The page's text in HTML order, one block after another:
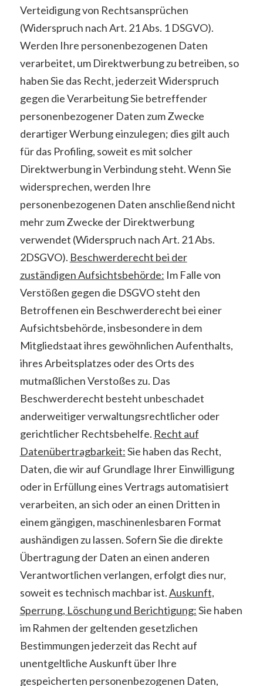
Verteidigung von Rechtsansprüchen
(Widerspruch nach Art. 21 Abs. 1 DSGVO).
Werden Ihre personenbezogenen Daten
verarbeitet, um Direktwerbung zu betreiben, so
haben Sie das Recht, jederzeit Widerspruch
gegen die Verarbeitung Sie betreffender
personenbezogener Daten zum Zwecke
derartiger Werbung einzulegen; dies gilt auch
für das Profiling, soweit es mit solcher
Direktwerbung in Verbindung steht. Wenn Sie
widersprechen, werden Ihre
personenbezogenen Daten anschließend nicht
mehr zum Zwecke der Direktwerbung
verwendet (Widerspruch nach Art. 21 Abs.
2DSGVO). Beschwerderecht bei der
zuständigen Aufsichtsbehörde: Im Falle von
Verstößen gegen die DSGVO steht den
Betroffenen ein Beschwerderecht bei einer
Aufsichtsbehörde, insbesondere in dem
Mitgliedstaat ihres gewöhnlichen Aufenthalts,
ihres Arbeitsplatzes oder des Orts des
mutmaßlichen Verstoßes zu. Das
Beschwerderecht besteht unbeschadet
anderweitiger verwaltungsrechtlicher oder
gerichtlicher Rechtsbehelfe. Recht auf
Datenübertragbarkeit:Sie haben das Recht,
Daten, die wir auf Grundlage Ihrer Einwilligung
oder in Erfüllung eines Vertrags automatisiert
verarbeiten, an sich oder an einen Dritten in
einem gängigen, maschinenlesbaren Format
aushändigen zu lassen. Sofern Sie die direkte
Übertragung der Daten an einen anderen
Verantwortlichen verlangen, erfolgt dies nur,
soweit es technisch machbar ist.Auskunft,
Sperrung, Löschung und Berichtigung:Sie haben
im Rahmen der geltenden gesetzlichen
Bestimmungen jederzeit das Recht auf
unentgeltliche Auskunft über Ihre
gespeicherten personenbezogenen Daten,